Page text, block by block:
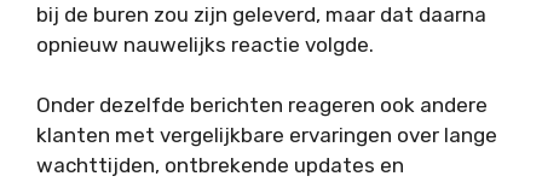
bij de buren zou zijn geleverd, maar dat daarna
opnieuw nauwelijks reactie volgde.
Onder dezelfde berichten reageren ook andere
klanten met vergelijkbare ervaringen over lange
wachttijden, ontbrekende updates en